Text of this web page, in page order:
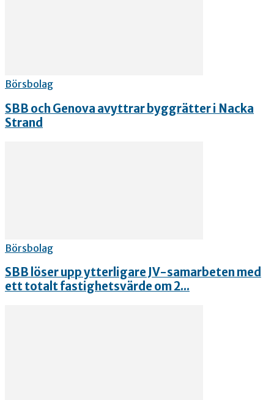
Börsbolag
SBB och Genova avyttrar byggrätter i Nacka
Strand
Börsbolag
SBB löser upp ytterligare JV-samarbeten med
ett totalt fastighetsvärde om 2...